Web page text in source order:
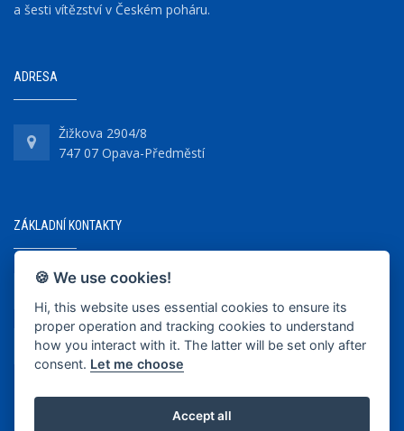
a šesti vítězství v Českém poháru.
ADRESA
Žižkova 2904/8
747 07 Opava-Předměstí
ZÁKLADNÍ KONTAKTY
+420 737 218 679
info@bkopava.cz
www.bkopava.cz
🍪 We use cookies!
Hi, this website uses essential cookies to ensure its
proper operation and tracking cookies to understand
how you interact with it. The latter will be set only after
consent. Let me choose
Accept all